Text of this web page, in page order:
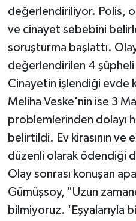
değerlendiriliyor. Polis,
ve cinayet sebebini
soruşturma başlattı.
değerlendirilen 4 şüpheli
Cinayetin işlendiği evde
Meliha Veske'nin ise 3
problemlerinden dolayı
belirtildi. Ev kirasının ve
düzenli olarak ödendiği
Olay sonrası konuşan
Gümüşsoy, "Uzun
bilmiyoruz. 'Eşyalarıyla